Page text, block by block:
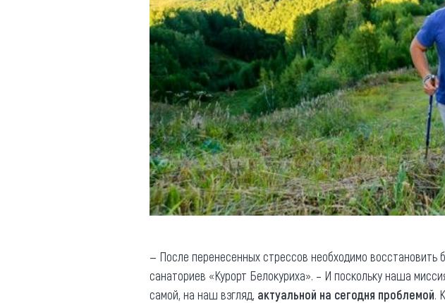
— После перенесенных стрессов необходимо восстановить
санаториев «Курорт Белокуриха». – И поскольку наша
самой, на наш взгляд, актуальной на сегодня проблемой.